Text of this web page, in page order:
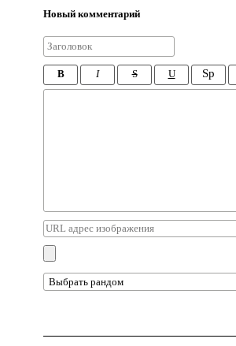
Новый комментарий
B I S U Sp